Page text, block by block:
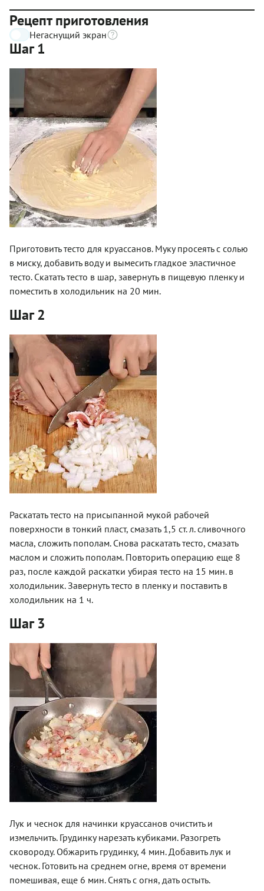
Рецепт приготовления
Негаснущий экран
Шаг 1
Приготовить тесто для круассанов. Муку просеять с солью
в миску, добавить воду и вымесить гладкое эластичное
тесто. Скатать тесто в шар, завернуть в пищевую пленку и
поместить в холодильник на 20 мин.
Шаг 2
Раскатать тесто на присыпанной мукой рабочей
поверхности в тонкий пласт, смазать 1,5 ст. л. сливочного
масла, сложить пополам. Снова раскатать тесто, смазать
маслом и сложить пополам. Повторить операцию еще 8
раз, после каждой раскатки убирая тесто на 15 мин. в
холодильник. Завернуть тесто в пленку и поставить в
холодильник на 1 ч.
Шаг 3
Лук и чеснок для начинки круассанов очистить и
измельчить. Грудинку нарезать кубиками. Разогреть
сковороду. Обжарить грудинку, 4 мин. Добавить лук и
чеснок. Готовить на среднем огне, время от времени
помешивая, еще 6 мин. Снять с огня, дать остыть.